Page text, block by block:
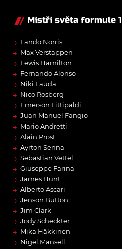
Mistři světa formule 1
→ Lando Norris
→ Max Verstappen
→ Lewis Hamilton
→ Fernando Alonso
→ Niki Lauda
→ Nico Rosberg
→ Emerson Fittipaldi
→ Juan Manuel Fangio
→ Mario Andretti
→ Alain Prost
→ Ayrton Senna
→ Sebastian Vettel
→ Giuseppe Farina
→ James Hunt
→ Alberto Ascari
→ Jenson Button
→ Jim Clark
→ Jody Scheckter
→ Mika Häkkinen
→ Nigel Mansell